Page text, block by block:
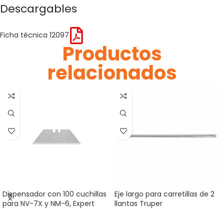
Descargables
Ficha técnica 12097
Productos
relacionados
Dispensador con 100 cuchillas
para NV-7X y NM-6, Expert
Eje largo para carretillas de 2
llantas Truper